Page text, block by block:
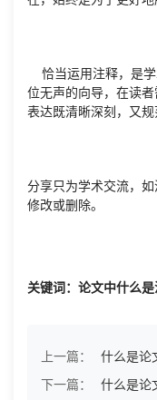
恰当运用注释，是学
位无声的向导，在读
表达既清晰深刻，又规
分享只为学术交流，
修改或删除。
关键词：论文中什么
上一篇：
什么是论
下一篇：
什么是论